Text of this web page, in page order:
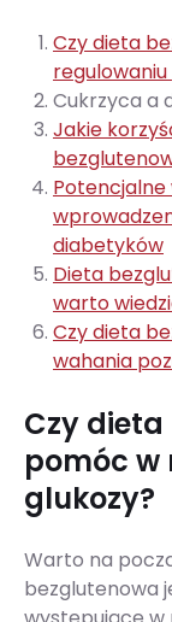
Czy dieta
Cukrzyca a
Jakie
Potencjalne
diabetyków
Dieta
warto
Czy dieta
wahania
Czy
pomóc w
glukozy?
Warto na
bezglutenowa